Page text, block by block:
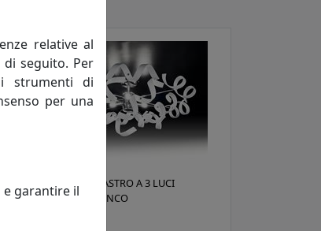
PLAFONIERA ASTRO A 3 LUCI
206.340.02 BIANCO
relative al
seguito. Per
strumenti di
per una
garantire il